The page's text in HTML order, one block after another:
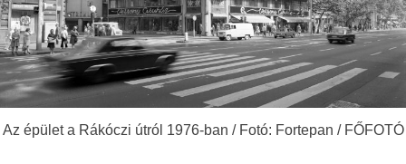
Az épület a Rákóczi útról 1976-ban / Fotó: Fortepan / FŐFOTÓ